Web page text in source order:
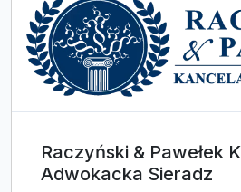
Raczyński & Pawełek
Adwokacka Sieradz